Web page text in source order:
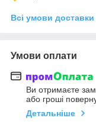
Всі умови доставки
Умови оплати
Ви отримаєте
або гроші
Детальніше